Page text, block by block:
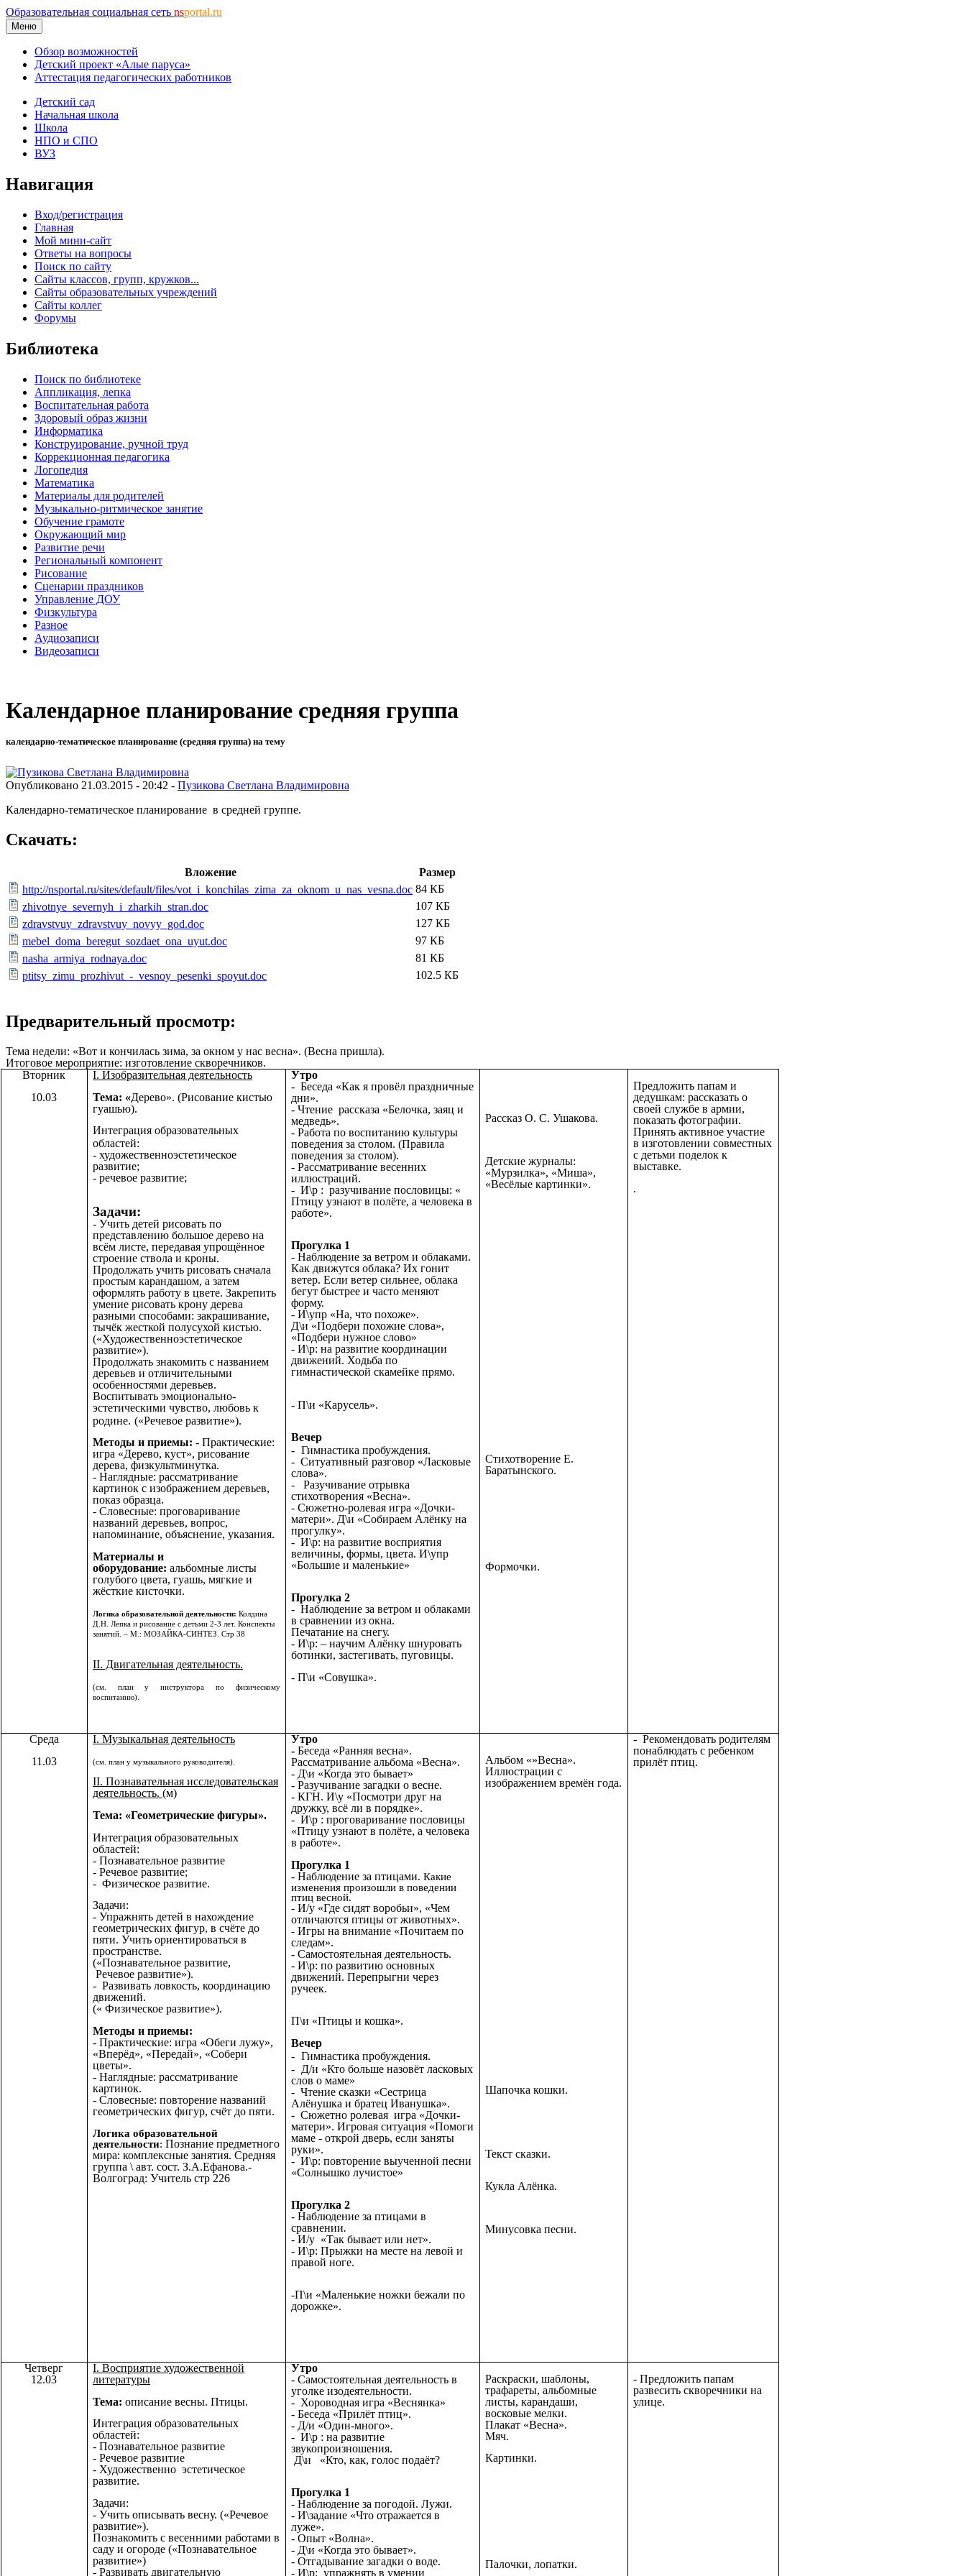
Образовательная социальная сеть nsportal.ru
Меню
Обзор возможностей
Детский проект «Алые паруса»
Аттестация педагогических работников
Детский сад
Начальная школа
Школа
НПО и СПО
ВУЗ
Навигация
Вход/регистрация
Главная
Мой мини-сайт
Ответы на вопросы
Поиск по сайту
Сайты классов, групп, кружков...
Сайты образовательных учреждений
Сайты коллег
Форумы
Библиотека
Поиск по библиотеке
Аппликация, лепка
Воспитательная работа
Здоровый образ жизни
Информатика
Конструирование, ручной труд
Коррекционная педагогика
Логопедия
Математика
Материалы для родителей
Музыкально-ритмическое занятие
Обучение грамоте
Окружающий мир
Развитие речи
Региональный компонент
Рисование
Сценарии праздников
Управление ДОУ
Физкультура
Разное
Аудиозаписи
Видеозаписи
Календарное планирование средняя группа
календарно-тематическое планирование (средняя группа) на тему
Опубликовано 21.03.2015 - 20:42 - Пузикова Светлана Владимировна
Календарно-тематическое планирование в средней группе.
Скачать:
Вложение
Размер
http://nsportal.ru/sites/default/files/vot_i_konchilas_zima_za_oknom_u_nas_vesna.doc 84 КБ
zhivotnye_severnyh_i_zharkih_stran.doc
107 КБ
zdravstvuy_zdravstvuy_novyy_god.doc
127 КБ
mebel_doma_beregut_sozdaet_ona_uyut.doc
97 КБ
nasha_armiya_rodnaya.doc
81 КБ
ptitsy_zimu_prozhivut_-_vesnoy_pesenki_spoyut.doc
102.5 КБ
Предварительный просмотр:
Тема недели: «Вот и кончилась зима, за окном у нас весна». (Весна пришла).
Итоговое мероприятие: изготовление скворечников.
Вторник
10.03
I. Изобразительная деятельность
Тема: «Дерево». (Рисование кистью
гуашью).
Интеграция образовательных
областей:
- художественноэстетическое
развитие;
- речевое развитие;
Задачи:
- Учить детей рисовать по
представлению большое дерево на
всём листе, передавая упрощённое
строение ствола и кроны.
Продолжать учить рисовать сначала
простым карандашом, а затем
оформлять работу в цвете. Закрепить
умение рисовать крону дерева
разными способами: закрашивание,
тычёк жесткой полусухой кистью.
(«Художественноэстетическое
развитие»).
Продолжать знакомить с названием
деревьев и отличительными
особенностями деревьев.
Воспитывать эмоционально-
эстетическими чувство, любовь к
родине. («Речевое развитие»).
Методы и приемы: - Практические:
игра «Дерево, куст», рисование
дерева, физкультминутка.
- Наглядные: рассматривание
картинок с изображением деревьев,
показ образца.
- Словесные: проговаривание
названий деревьев, вопрос,
напоминание, объяснение, указания.
Материалы и
оборудование: альбомные листы
голубого цвета, гуашь, мягкие и
жёсткие кисточки.
Логика образовательной деятельности: Колдина
Д.Н. Лепка и рисование с детьми 2-3 лет. Конспекты
занятий. – М.: МОЗАЙКА-СИНТЕЗ. Стр 38
II. Двигательная деятельность.
(см. план у инструктора по физическому
воспитанию).
Утро
- Беседа «Как я провёл праздничные
дни».
- Чтение рассказа «Белочка, заяц и
медведь».
- Работа по воспитанию культуры
поведения за столом. (Правила
поведения за столом).
- Рассматривание весенних
иллюстраций.
- И\р : разучивание пословицы: «
Птицу узнают в полёте, а человека в
работе».
Прогулка 1
- Наблюдение за ветром и облаками.
Как движутся облака? Их гонит
ветер. Если ветер сильнее, облака
бегут быстрее и часто меняют
форму.
- И\упр «На, что похоже».
Д\и «Подбери похожие слова»,
«Подбери нужное слово»
- И\р: на развитие координации
движений. Ходьба по
гимнастической скамейке прямо.
- П\и «Карусель».
Вечер
- Гимнастика пробуждения.
- Ситуативный разговор «Ласковые
слова».
- Разучивание отрывка
стихотворения «Весна».
- Сюжетно-ролевая игра «Дочки-
матери». Д\и «Собираем Алёнку на
прогулку».
- И\р: на развитие восприятия
величины, формы, цвета. И\упр
«Большие и маленькие»
Прогулка 2
- Наблюдение за ветром и облаками
в сравнении из окна.
Печатание на снегу.
- И\р: – научим Алёнку шнуровать
ботинки, застегивать, пуговицы.
- П\и «Совушка».
Рассказ О. С. Ушакова.
Детские журналы:
«Мурзилка», «Миша»,
«Весёлые картинки».
Стихотворение Е.
Баратынского.
Формочки.
Предложить папам и
дедушкам: рассказать о
своей службе в армии,
показать фотографии.
Принять активное участие
в изготовлении совместных
с детьми поделок к
выставке.
.
Среда
11.03
I. Музыкальная деятельность
(см. план у музыкального руководителя).
II. Познавательная исследовательская
деятельность. (м)
Тема: «Геометрические фигуры».
Интеграция образовательных
областей:
- Познавательное развитие
- Речевое развитие;
- Физическое развитие.
Задачи:
- Упражнять детей в нахождение
геометрических фигур, в счёте до
пяти. Учить ориентироваться в
пространстве.
(«Познавательное развитие,
Речевое развитие»).
- Развивать ловкость, координацию
движений.
(« Физическое развитие»).
Методы и приемы:
- Практические: игра «Обеги лужу»,
«Вперёд», «Передай», «Собери
цветы».
- Наглядные: рассматривание
картинок.
- Словесные: повторение названий
геометрических фигур, счёт до пяти.
Логика образовательной
деятельности: Познание предметного
мира: комплексные занятия. Средняя
группа \ авт. сост. З.А.Ефанова.-
Волгоград: Учитель стр 226
Утро
- Беседа «Ранняя весна».
Рассматривание альбома «Весна».
- Д\и «Когда это бывает»
- Разучивание загадки о весне.
- КГН. И\у «Посмотри друг на
дружку, всё ли в порядке».
- И\р : проговаривание пословицы
«Птицу узнают в полёте, а человека
в работе».
Прогулка 1
- Наблюдение за птицами. Какие
изменения произошли в поведении
птиц весной.
- И/у «Где сидят воробьи», «Чем
отличаются птицы от животных».
- Игры на внимание «Почитаем по
следам».
- Самостоятельная деятельность.
- И\р: по развитию основных
движений. Перепрыгни через
ручеек.
П\и «Птицы и кошка».
Вечер
- Гимнастика пробуждения.
- Д/и «Кто больше назовёт ласковых
слов о маме»
- Чтение сказки «Сестрица
Алёнушка и братец Иванушка».
- Сюжетно ролевая игра «Дочки-
матери». Игровая ситуация «Помоги
маме - открой дверь, если заняты
руки».
- И\р: повторение выученной песни
«Солнышко лучистое»
Прогулка 2
- Наблюдение за птицами в
сравнении.
- И/у «Так бывает или нет».
- И\р: Прыжки на месте на левой и
правой ноге.
-П\и «Маленькие ножки бежали по
дорожке».
Альбом «»Весна».
Иллюстрации с
изображением времён года.
Шапочка кошки.
Текст сказки.
Кукла Алёнка.
Минусовка песни.
- Рекомендовать родителям
понаблюдать с ребенком
прилёт птиц.
Четверг
12.03
I. Восприятие художественной
литературы
Тема: описание весны. Птицы.
Интеграция образовательных
областей:
- Познавательное развитие
- Речевое развитие
- Художественно эстетическое
развитие.
Задачи:
- Учить описывать весну. («Речевое
развитие»).
Познакомить с весенними работами в
саду и огороде («Познавательное
развитие»)
- Развивать двигательную
Утро
- Самостоятельная деятельность в
уголке изодеятельности.
- Хороводная игра «Веснянка»
- Беседа «Прилёт птиц».
- Д/и «Один-много».
- И\р : на развитие
звукопроизношения.
Д\и «Кто, как, голос подаёт?
Прогулка 1
- Наблюдение за погодой. Лужи.
- И\задание «Что отражается в
луже».
- Опыт «Волна».
- Д\и «Когда это бывает».
- Отгадывание загадки о воде.
- И\р: упражнять в умении
Раскраски, шаблоны,
трафареты, альбомные
листы, карандаши,
восковые мелки.
Плакат «Весна».
Мяч.
Картинки.
Палочки, лопатки.
- Предложить папам
развесить скворечники на
улице.